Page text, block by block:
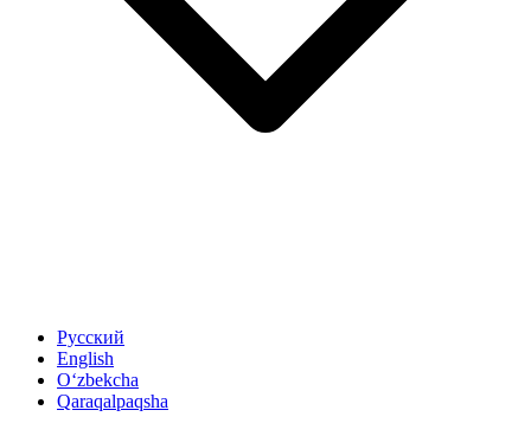
Русский
English
Oʻzbekcha
Qaraqalpaqsha